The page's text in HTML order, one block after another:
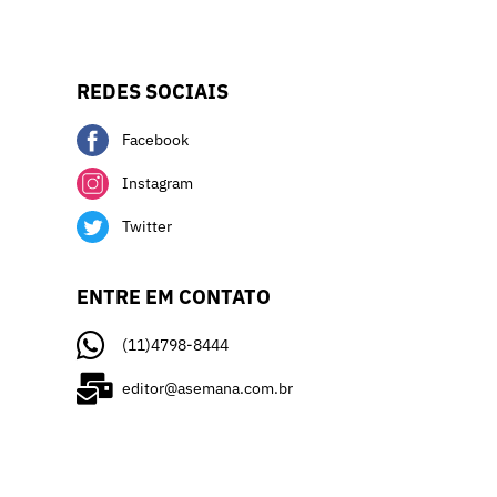
REDES SOCIAIS
Facebook
Instagram
Twitter
ENTRE EM CONTATO
(11)4798-8444
editor@asemana.com.br